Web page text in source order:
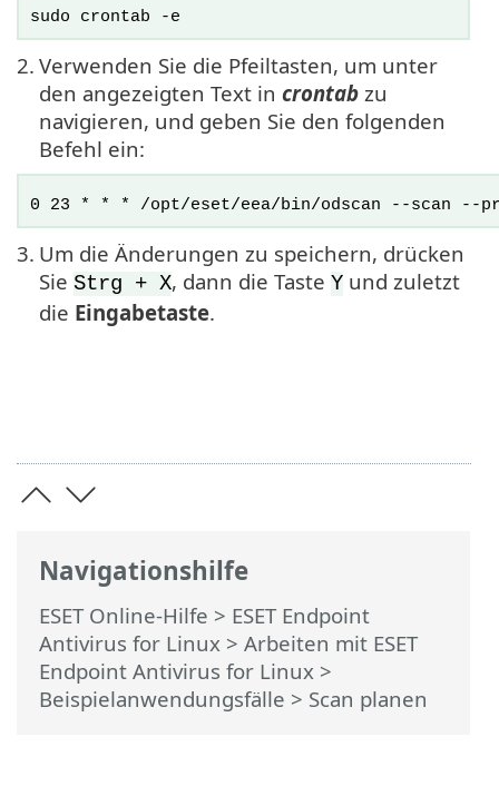
Navigationshilfe
ESET Online-Hilfe > ESET Endpoint
Antivirus for Linux > Arbeiten mit ESET
Endpoint Antivirus for Linux >
Beispielanwendungsfälle > Scan planen
sudo crontab -e
2. Verwenden Sie die Pfeiltasten, um unter
den angezeigten Text in crontab zu
navigieren, und geben Sie den folgenden
Befehl ein:
0 23 * * * /opt/eset/eea/bin/odscan --scan --
3. Um die Änderungen zu speichern, drücken
Sie Strg + X, dann die Taste Y und zuletzt
die Eingabetaste.